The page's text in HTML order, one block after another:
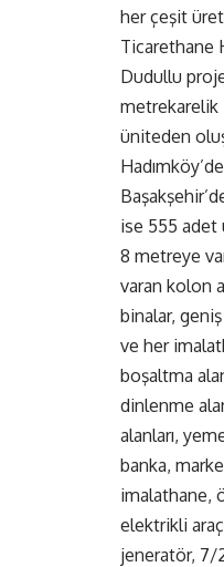
her çeşit
Ticarethane
Dudullu
metrekarelik
üniteden
ise 555 adet
8 metreye
varan kolon
binalar,
ve her
boşaltma
dinlenme
alanları,
banka,
imalathane,
elektrikli
jeneratör, 7/